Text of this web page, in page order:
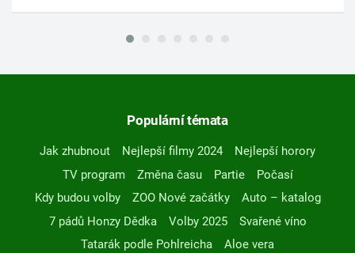
Populární témata
Jak zhubnout Nejlepší filmy 2024
Nejlepší horory
TV program
Změna času Partie
Počasí
Kdy budou volby
ZOO Nové začátky
Auto – katalog
7 pádů Honzy Dědka
Volby 2025
Svařené víno
Tatarák podle Pohlreicha
Aloe vera